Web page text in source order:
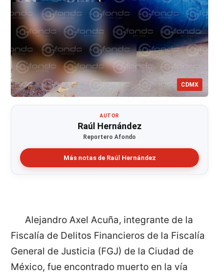
CDMX
AUTOR
Raúl Hernández
Reportero Afondo
Más notas de Raúl Hernández
Alejandro Axel Acuña, integrante de la
Fiscalía de Delitos Financieros de la Fiscalía
General de Justicia (FGJ) de la Ciudad de
México, fue encontrado muerto en la vía